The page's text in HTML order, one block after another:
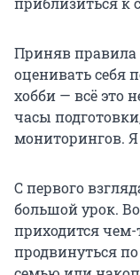
Приняв правила
оценивать себя
хобби — всё это
часы
мониторингов.
С первого
большой урок.
приходится
продвинуться